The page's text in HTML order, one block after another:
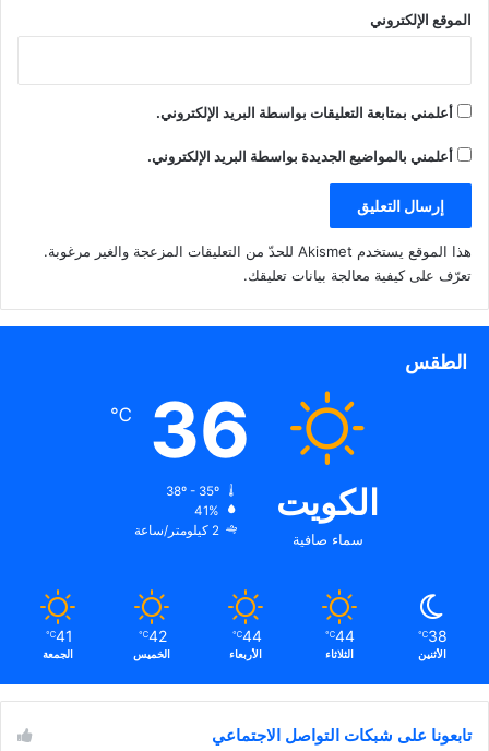
الموقع الإلكتروني
أعلمني بمتابعة التعليقات بواسطة البريد الإلكتروني.
أعلمني بالمواضيع الجديدة بواسطة البريد الإلكتروني.
هذا الموقع يستخدم Akismet للحدّ من التعليقات المزعجة والغير مرغوبة.
تعرّف على كيفية معالجة بيانات تعليقك.
الطقس
الكويت
سماء صافية
36
℃
41%
2 كيلومتر/ساعة
38
℃
الأثنين
44
℃
الثلاثاء
44
℃
الأربعاء
42
℃
الخميس
41
℃
الجمعة
تابعونا على شبكات التواصل الاجتماعي